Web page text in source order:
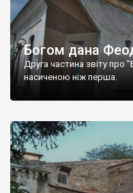
Богом дана
Друга частина звіту
насиченою ніж перша.